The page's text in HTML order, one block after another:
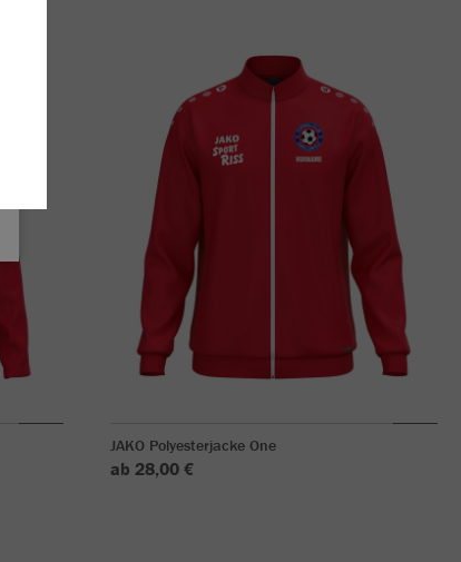
JAKO Polyesterjacke One
ab 28,00 €